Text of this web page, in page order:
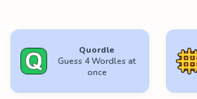
Quordle
Guess 4 Wordles at
once